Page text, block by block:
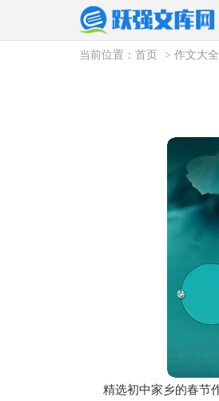
当前位置： 首页 > 作文大全
精选初中家乡的春节